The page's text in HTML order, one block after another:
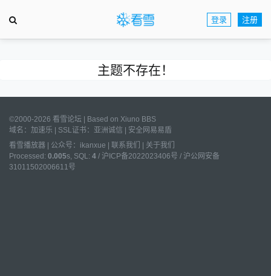
登录 注册
主题不存在！
©2000-2026 看雪论坛 | Based on Xiuno BBS
域名： 加速乐 | SSL证书： 亚洲诚信
安全网易易盾
看雪播放器
公众号：ikanxue 联系我们
关于我们
Processed: 0.005s, SQL: 4 / 沪ICP备2022023406号 / 沪公网安备
31011502006611号